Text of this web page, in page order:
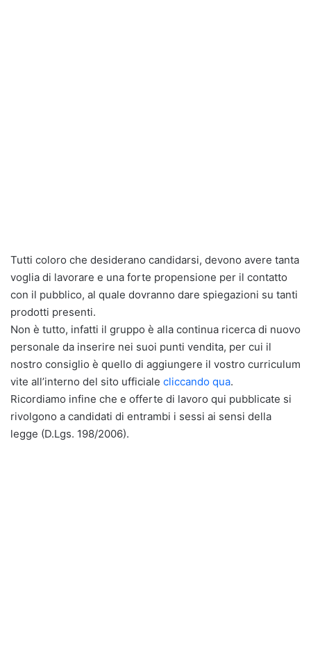
Tutti coloro che desiderano candidarsi, devono avere tanta
voglia di lavorare e una forte propensione per il contatto
con il pubblico, al quale dovranno dare spiegazioni su tanti
prodotti presenti.
Non è tutto, infatti il gruppo è alla continua ricerca di nuovo
personale da inserire nei suoi punti vendita, per cui il
nostro consiglio è quello di aggiungere il vostro curriculum
vite all’interno del sito ufficiale cliccando qua.
Ricordiamo infine che e offerte di lavoro qui pubblicate si
rivolgono a candidati di entrambi i sessi ai sensi della
legge (D.Lgs. 198/2006).